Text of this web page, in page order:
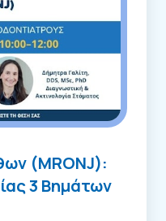
(MRONJ):
3 Βημάτων